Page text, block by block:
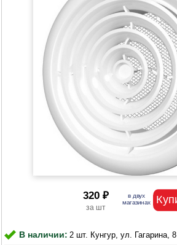
320 ₽
В наличии: 2 шт. Кунгур, ул. Гагарина, 8